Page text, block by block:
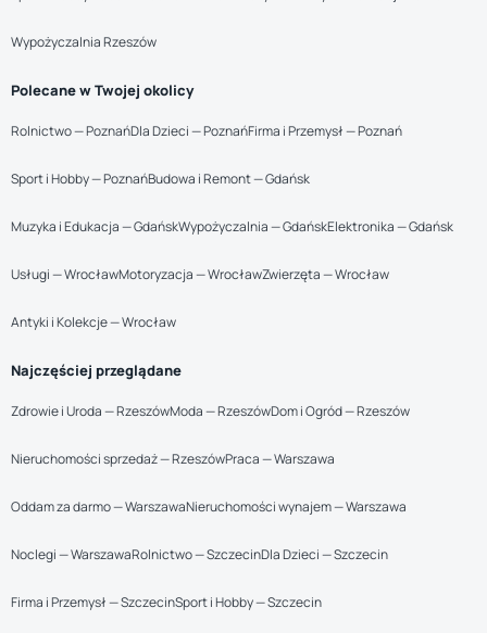
Wypożyczalnia Rzeszów
Polecane w Twojej okolicy
Rolnictwo — PoznańDla Dzieci — PoznańFirma i Przemysł — Poznań
Sport i Hobby — PoznańBudowa i Remont — Gdańsk
Muzyka i Edukacja — GdańskWypożyczalnia — GdańskElektronika — Gdańsk
Usługi — WrocławMotoryzacja — WrocławZwierzęta — Wrocław
Antyki i Kolekcje — Wrocław
Najczęściej przeglądane
Zdrowie i Uroda — RzeszówModa — RzeszówDom i Ogród — Rzeszów
Nieruchomości sprzedaż — RzeszówPraca — Warszawa
Oddam za darmo — WarszawaNieruchomości wynajem — Warszawa
Noclegi — WarszawaRolnictwo — SzczecinDla Dzieci — Szczecin
Firma i Przemysł — SzczecinSport i Hobby — Szczecin